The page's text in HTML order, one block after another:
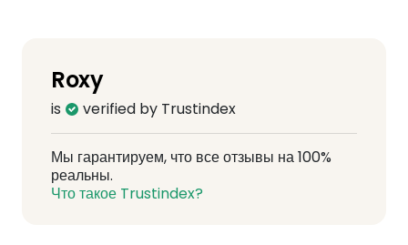
Roxy
is verified by Trustindex
Мы гарантируем, что все отзывы на 100%
реальны.
Что такое Trustindex?